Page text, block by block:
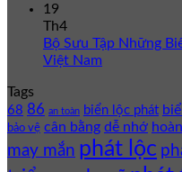
19
Th4
Bộ Sưu Tập Những
Việt Nam
Tags
68 86 an toàn biển lộc phát
bảo vệ cân bằng dễ nhớ
may mắn phát lộc